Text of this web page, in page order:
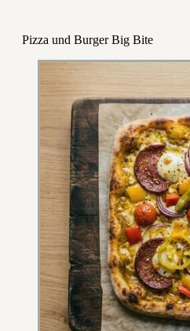
Pizza und Burger Big Bite